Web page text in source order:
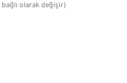
olarak değişir)